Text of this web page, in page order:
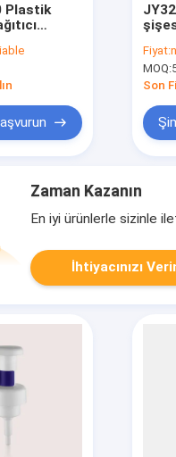
Plastik
410,30/400
Fiyat:
MOQ:
Son
Zaman Kazanın
En iyi ürünlerle sizinle
İhtiyacınızı